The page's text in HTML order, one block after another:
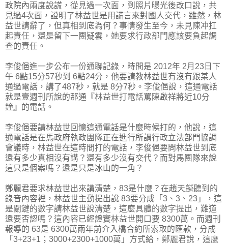
政院內兩度說謊，從見過一次面，到照片曝光後改口說，共
見過4次面，證明了林益世是用謊言來對國人交代，雖然，林
益世請辭了，但真相到底為何？事情發生至今，未見陳冲扛
起責任，還是留下一團疑雲，她要求行政部門應該要負起調
查的責任。
李俊俋進一步公布一份通聯記錄，時間是 2012年 2月23日下
午 6點15分57秒到 6點24分，他要請教林益世有沒有跟某人
通過電話，講了487秒，就是 8分7秒。李俊俋說，這通電話
就是壹週刊所說的那通『林益世打電話罵陳啟祥將近10分
鐘』的電話。
李俊俋要請林益世回憶這通電話是什麼時候打的，他說，這
通電話是在馬政府執政團隊正在進行所謂行政立法部門協調
會議時，林益世在這時間打的電話，李俊俋要問林益世到底
還有多少真相沒有講？還有多少沒有交代？而對馬團隊來說
這只是個案嗎？還是只是冰山的一角？
鄭麗君要求林益世出來講清楚，83是什麼？在趙天麟聽到的
錄音內容裡，林益世主動提出說 83要分成「3、3、23」，這
是關鍵的數字請林益世說清楚，這麼具體的數字提出，難道
還要否認嗎？這內容已經證實林益世開口要 8300萬。而週刊
報導的 63是 6300萬兩年前介入橋合約所索取的匯款，分成
「3+23+1；3000+2300+1000萬」方式給，鄭麗君說，這麼